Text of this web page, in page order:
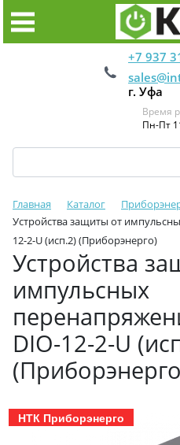
+7 937
г. Уфа
Время
Пн-Пт
Главная Каталог
Устройства защиты от
12-2-U (исп.2) (Приборэнерго)
Устройства
импульсных
DIO-12-2-U
НТК Приборэнерго